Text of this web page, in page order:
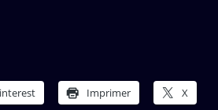
Imprimer X